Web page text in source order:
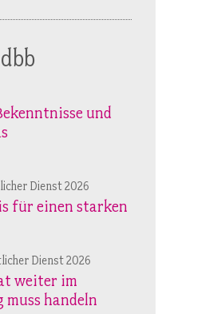
und
Dienst 2026
für einen starken
Dienst 2026
weiter im
handeln